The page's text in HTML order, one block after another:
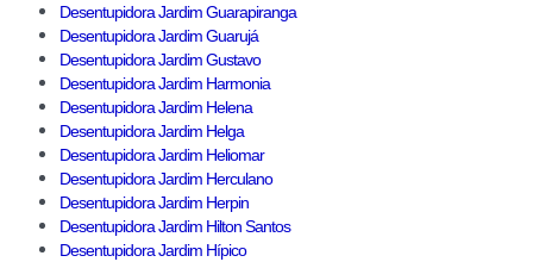
Desentupidora Jardim Guarapiranga
Desentupidora Jardim Guarujá
Desentupidora Jardim Gustavo
Desentupidora Jardim Harmonia
Desentupidora Jardim Helena
Desentupidora Jardim Helga
Desentupidora Jardim Heliomar
Desentupidora Jardim Herculano
Desentupidora Jardim Herpin
Desentupidora Jardim Hilton Santos
Desentupidora Jardim Hípico